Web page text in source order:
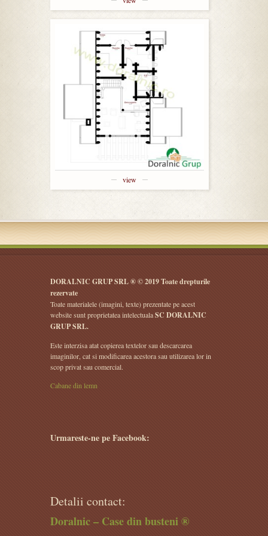
view
DORALNIC GRUP SRL ® © 2019 Toate drepturile
rezervate
Toate materialele (imagini, texte) prezentate pe acest
website sunt proprietatea intelectualaSC DORALNIC
GRUP SRL.
Este interzisa atat copierea textelor sau descarcarea
imaginilor, cat si modificarea acestora sau utilizarea lor in
scop privat sau comercial.
Cabane din lemn
Urmareste-ne pe Facebook:
Detalii contact:
Doralnic – Case din busteni ®